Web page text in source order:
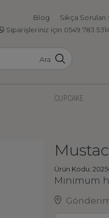
Blog Sıkça
Siparişleriniz için 0549 783
Ara
CUPCAKE
Ürün Kodu:
Minimum